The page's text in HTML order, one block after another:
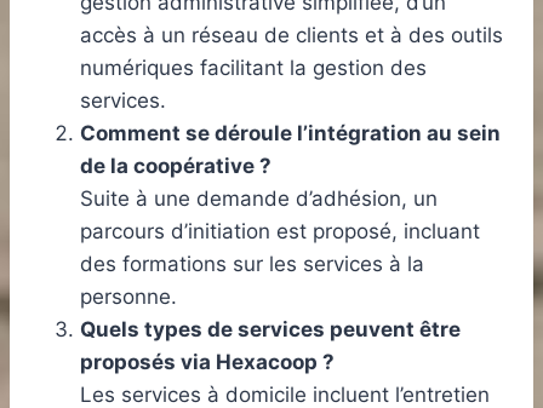
accès à un réseau de clients et à des outils
numériques facilitant la gestion des
services.
Comment se déroule l’intégration au sein
de la coopérative ?
Suite à une demande d’adhésion, un
parcours d’initiation est proposé, incluant
des formations sur les services à la
personne.
Quels types de services peuvent être
proposés via Hexacoop ?
Les services à domicile incluent l’entretien